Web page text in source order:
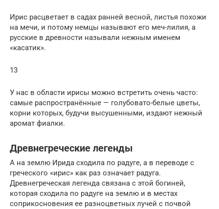
Ирис расцветает в садах ранней весной, листья похожи
на мечи, и потому немцы называют его меч-лилия, а
русские в древности называли нежным именем
«касатик».
13
У нас в области ирисы можно встретить очень часто:
самые распространённые — голубовато-белые цветы,
корни которых, будучи высушенными, издают нежный
аромат фиалки.
Древнегреческие легенды
А на землю Ирида сходила по радуге, а в переводе с
греческого «ирис» как раз означает радуга.
Древнегреческая легенда связана с этой богиней,
которая сходила по радуге на землю и в местах
соприкосновения ее разноцветных лучей с почвой